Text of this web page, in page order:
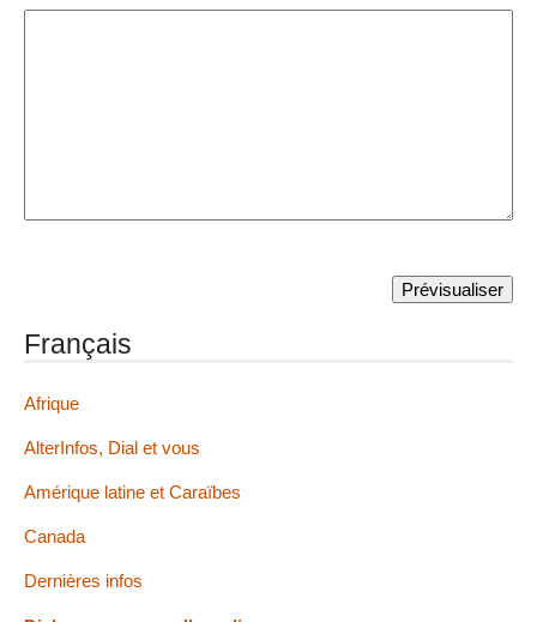
Français
Afrique
AlterInfos, Dial et vous
Amérique latine et Caraïbes
Canada
Dernières infos